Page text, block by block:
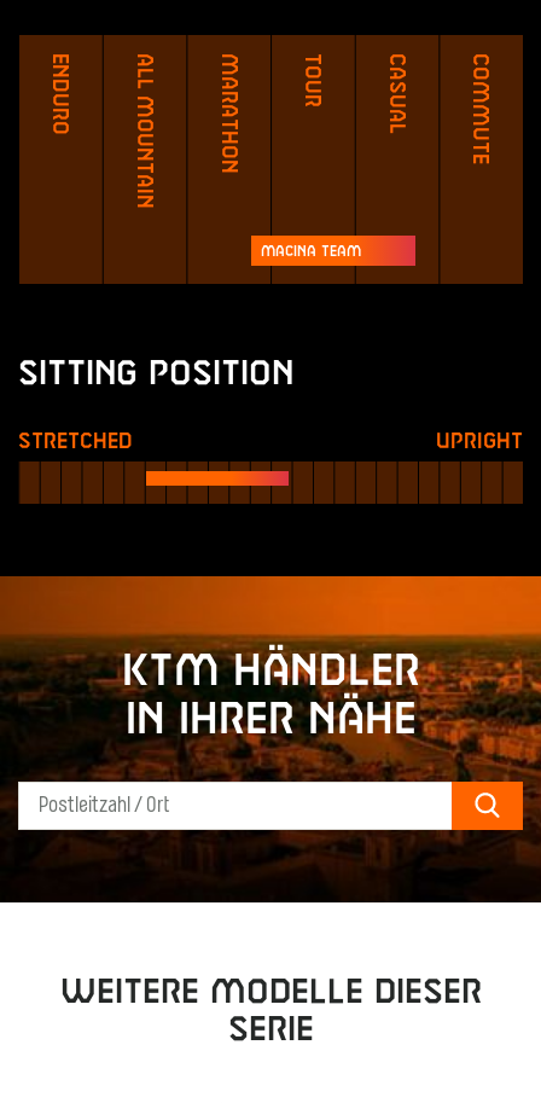
Enduro All Mountain Marathon Tour Casual Commute
Macina Team
Sitting Position
Stretched Upright
KTM Händler
in Ihrer Nähe
Weitere Modelle dieser
Serie